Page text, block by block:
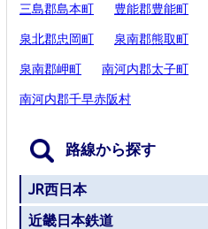
三島郡島本町 豊能郡豊能町
泉北郡忠岡町 泉南郡熊取町
泉南郡岬町 南河内郡太子町
南河内郡千早赤阪村
路線から探す
JR西日本
近畿日本鉄道